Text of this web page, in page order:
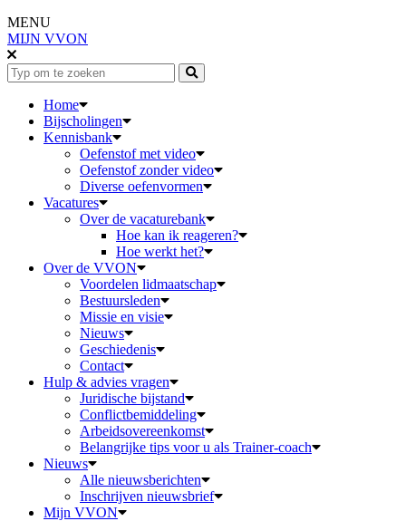
MENU
MIJN VVON
Home
Bijscholingen
Kennisbank
Oefenstof met video
Oefenstof zonder video
Diverse oefenvormen
Vacatures
Over de vacaturebank
Hoe kan ik reageren?
Hoe werkt het?
Over de VVON
Voordelen lidmaatschap
Bestuursleden
Missie en visie
Nieuws
Geschiedenis
Contact
Hulp & advies vragen
Juridische bijstand
Conflictbemiddeling
Arbeidsovereenkomst
Belangrijke tips voor u als Trainer-coach
Nieuws
Alle nieuwsberichten
Inschrijven nieuwsbrief
Mijn VVON